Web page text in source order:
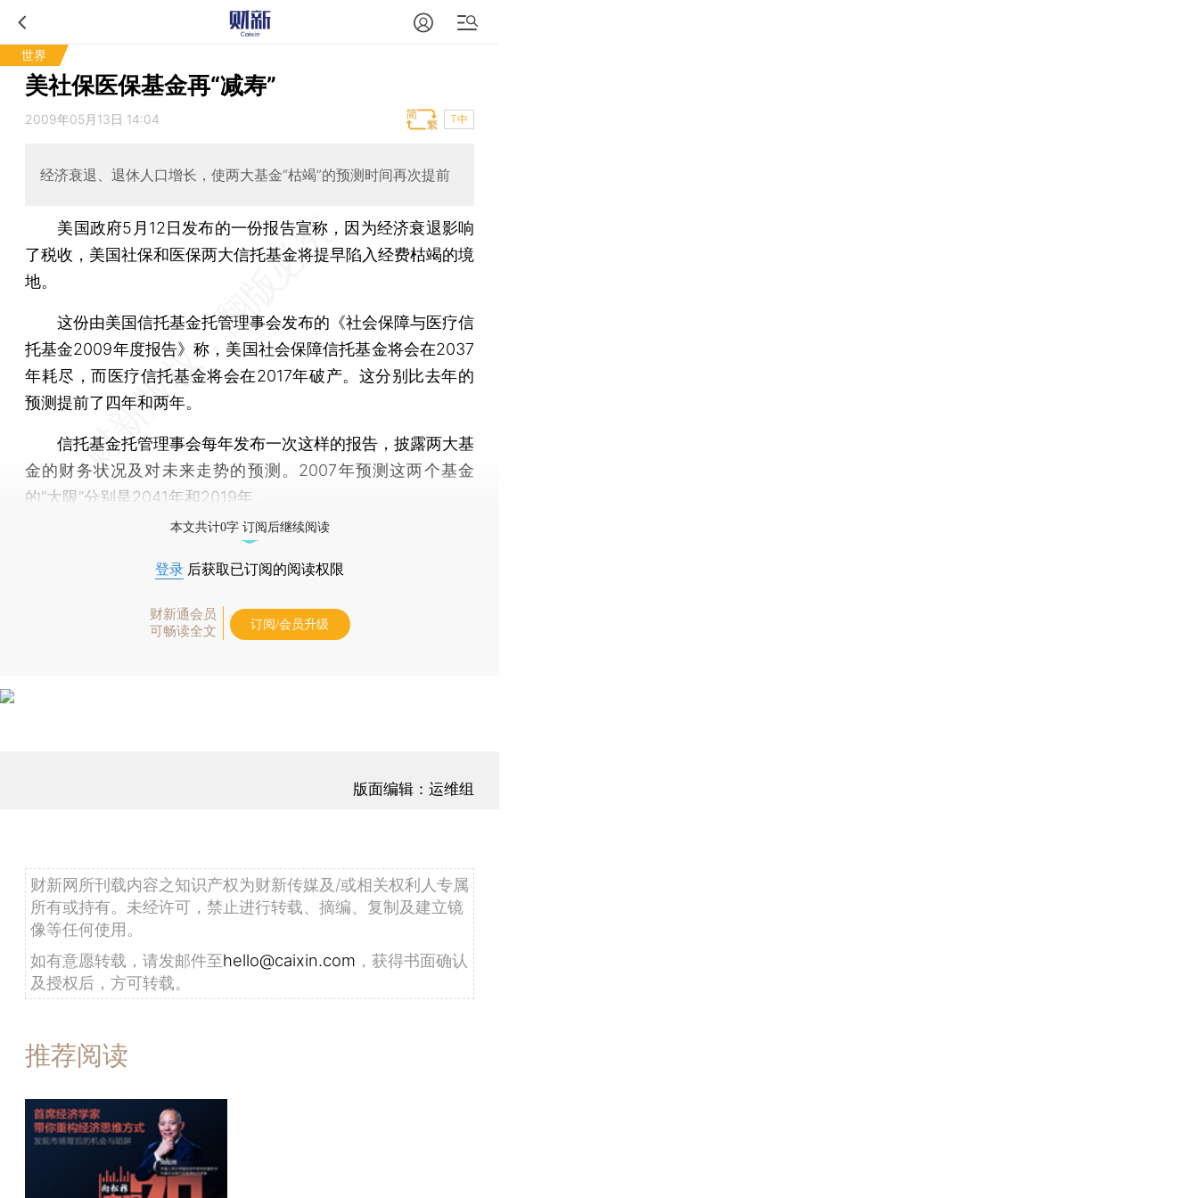
世界
美社保医保基金再“减寿”
2009年05月13日 14:04 T中
经济衰退、退休人口增长，使两大基金“枯竭”的预测时间再次提前
美国政府5月12日发布的一份报告宣称，因为经济衰退影响
了税收，美国社保和医保两大信托基金将提早陷入经费枯竭的境
地。
这份由美国信托基金托管理事会发布的《社会保障与医疗信
托基金2009年度报告》称，美国社会保障信托基金将会在2037
年耗尽，而医疗信托基金将会在2017年破产。这分别比去年的
预测提前了四年和两年。
信托基金托管理事会每年发布一次这样的报告，披露两大基
金的财务状况及对未来走势的预测。2007年预测这两个基金
的“大限”分别是2041年和2019年。
本文共计0字 订阅后继续阅读
登录 后获取已订阅的阅读权限
财新通会员
可畅读全文
订阅/会员升级
版面编辑：运维组
财新网所刊载内容之知识产权为财新传媒及/或相关权利人专属
所有或持有。未经许可，禁止进行转载、摘编、复制及建立镜
像等任何使用。
如有意愿转载，请发邮件至hello@caixin.com ，获得书面确认
及授权后，方可转载。
推荐阅读